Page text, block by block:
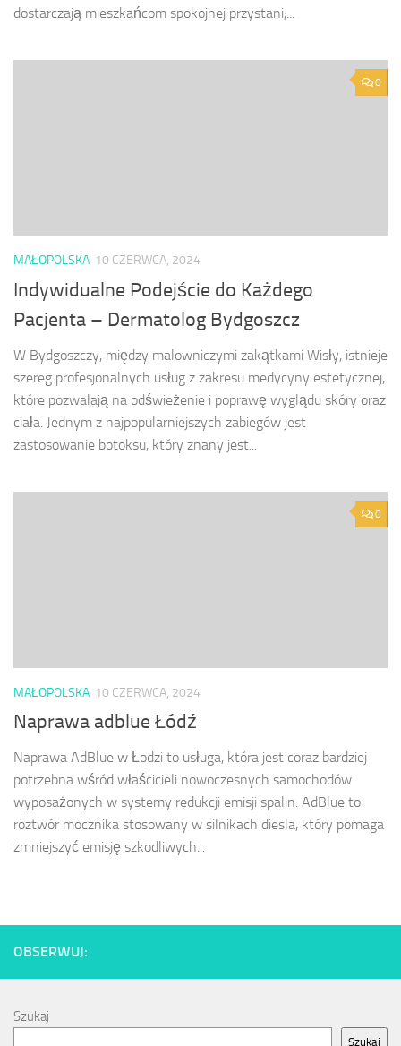
dostarczają mieszkańcom spokojnej przystani,...
0
MAŁOPOLSKA 10 CZERWCA, 2024
Indywidualne Podejście do Każdego
Pacjenta – Dermatolog Bydgoszcz
W Bydgoszczy, między malowniczymi zakątkami Wisły, istnieje
szereg profesjonalnych usług z zakresu medycyny estetycznej,
które pozwalają na odświeżenie i poprawę wyglądu skóry oraz
ciała. Jednym z najpopularniejszych zabiegów jest
zastosowanie botoksu, który znany jest...
0
MAŁOPOLSKA 10 CZERWCA, 2024
Naprawa adblue Łódź
Naprawa AdBlue w Łodzi to usługa, która jest coraz bardziej
potrzebna wśród właścicieli nowoczesnych samochodów
wyposażonych w systemy redukcji emisji spalin. AdBlue to
roztwór mocznika stosowany w silnikach diesla, który pomaga
zmniejszyć emisję szkodliwych...
OBSERWUJ:
Szukaj
Szukaj